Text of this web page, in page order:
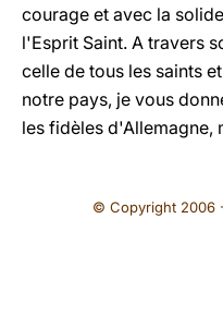
courage et avec la
l'Esprit Saint. A travers
celle de tous les saints
notre pays, je vous
les fidèles d'Allemagne,
© Copyright 2006